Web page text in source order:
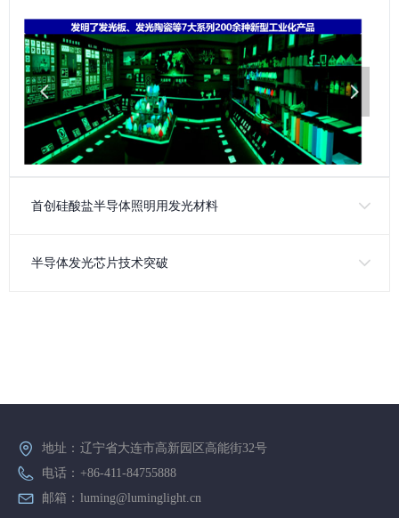
넳 넲
首创硅酸盐半导体照明用发光材料
半导体发光芯片技术突破
地址： 辽宁省大连市高新园区高能街32号
电话： +86-411-84755888
邮箱： luming@luminglight.cn